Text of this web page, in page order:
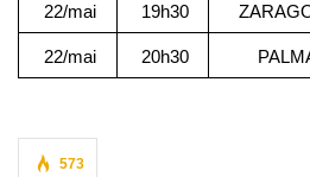
22/mai 19h30
22/mai 20h30
573